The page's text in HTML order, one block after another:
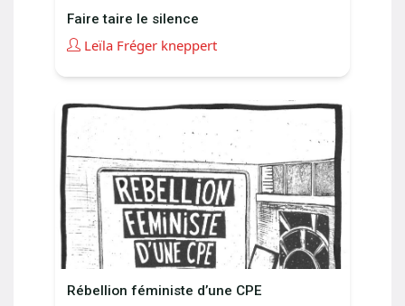
Faire taire le silence
Leïla Fréger kneppert
Rébellion féministe d’une CPE